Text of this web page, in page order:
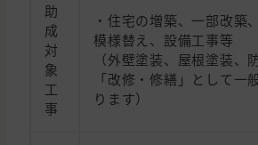
助
成
対
象
工
事
・住宅の増築、一部改築
模様替え、設備工事等
（外壁塗装、屋根塗装、
「改修・修繕」として一
ります）